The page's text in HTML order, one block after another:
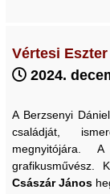
Vértesi
2024.
A Berzsenyi
családját,
megnyitójára.
grafikusművész.
Császár János